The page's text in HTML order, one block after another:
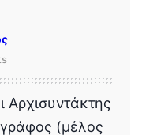
Αρχισυντάκτης
(μέλος